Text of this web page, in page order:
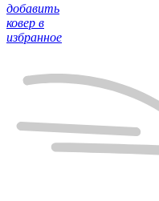
добавить
ковер в
избранное